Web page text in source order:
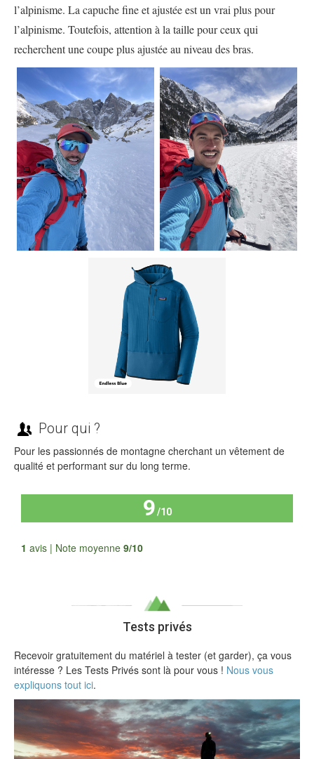
l’alpinisme. La capuche fine et ajustée est un vrai plus pour
l’alpinisme. Toutefois, attention à la taille pour ceux qui
recherchent une coupe plus ajustée au niveau des bras.
Pour qui ?
Pour les passionnés de montagne cherchant un vêtement de
qualité et performant sur du long terme.
9/10
1 avis | Note moyenne 9/10
Tests privés
Recevoir gratuitement du matériel à tester (et garder), ça vous
intéresse ? Les Tests Privés sont là pour vous ! Nous vous
expliquons tout ici.